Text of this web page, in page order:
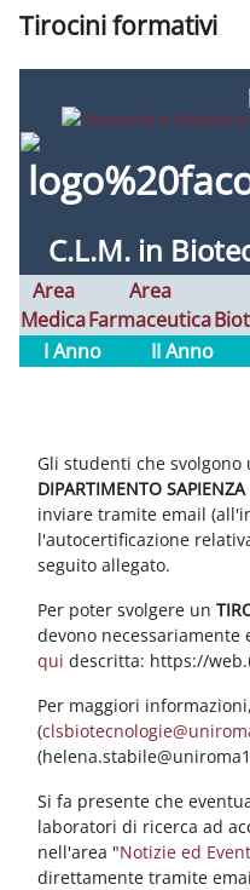
Tirocini formativi
C.L.M. in
Area
Medica
Area
Farmaceutica
I Anno
II Anno
Gli studenti che svolgono
DIPARTIMENTO SAPIENZA
inviare tramite email
l'autocertificazione
seguito allegato.
Per poter svolgere un
devono necessariamente
qui descritta: https://
Per maggiori
(
Si fa presente che
laboratori di ricerca ad
nell'area "Notizie ed
direttamente tramite